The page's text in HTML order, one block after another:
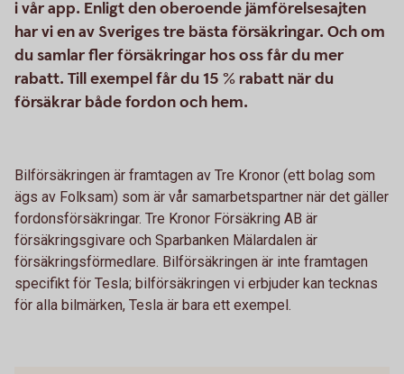
i vår app. Enligt den oberoende jämförelsesajten
har vi en av Sveriges tre bästa försäkringar. Och om
du samlar fler försäkringar hos oss får du mer
rabatt. Till exempel får du 15 % rabatt när du
försäkrar både fordon och hem.
Bilförsäkringen är framtagen av Tre Kronor (ett bolag som
ägs av Folksam) som är vår samarbetspartner när det gäller
fordonsförsäkringar. Tre Kronor Försäkring AB är
försäkringsgivare och Sparbanken Mälardalen är
försäkringsförmedlare. Bilförsäkringen är inte framtagen
specifikt för Tesla; bilförsäkringen vi erbjuder kan tecknas
för alla bilmärken, Tesla är bara ett exempel.